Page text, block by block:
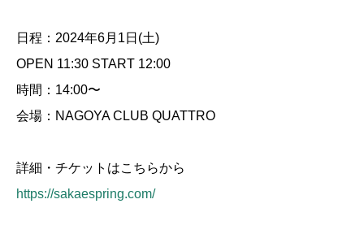
日程：2024年6月1日(土)
OPEN 11:30 START 12:00
時間：14:00〜
会場：NAGOYA CLUB QUATTRO
詳細・チケットはこちらから
https://sakaespring.com/